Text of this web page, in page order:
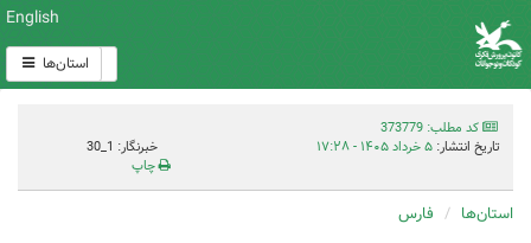
English
استان‌ها
کد مطلب: 373779
تاریخ انتشار: ۵ خرداد ۱۴۰۵ - ۱۷:۲۸
خبرنگار: 1_30
چاپ
استان‌ها فارس